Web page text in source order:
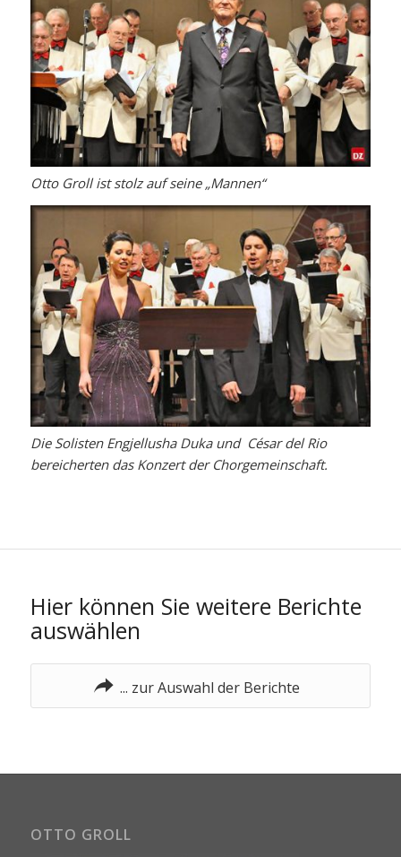
Otto Groll ist stolz auf seine „Mannen“
Die Solisten Engjellusha Duka und César del Rio
bereicherten das Konzert der Chorgemeinschaft.
Hier können Sie weitere Berichte
auswählen
... zur Auswahl der Berichte
OTTO GROLL